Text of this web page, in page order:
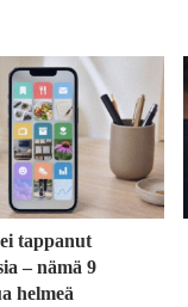
tappanut
– nämä 9
helmeä